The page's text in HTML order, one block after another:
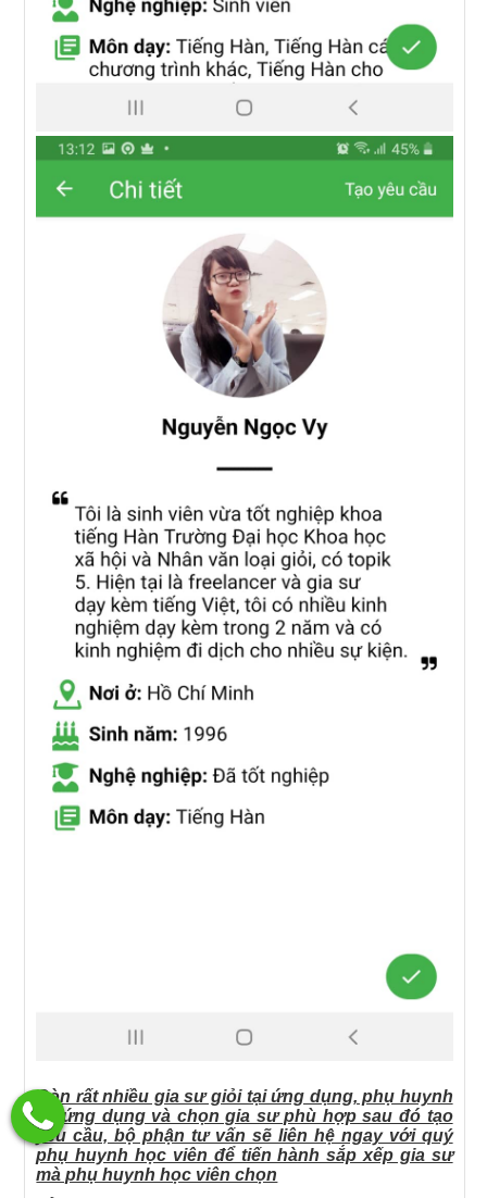
Còn rất nhiều gia sư giỏi tại ứng dụng, phụ huynh
tải ứng dụng và chọn gia sư phù hợp sau đó tạo
yêu cầu, bộ phận tư vấn sẽ liên hệ ngay với quý
phụ huynh học viên để tiến hành sắp xếp gia sư
mà phụ huynh học viên chọn